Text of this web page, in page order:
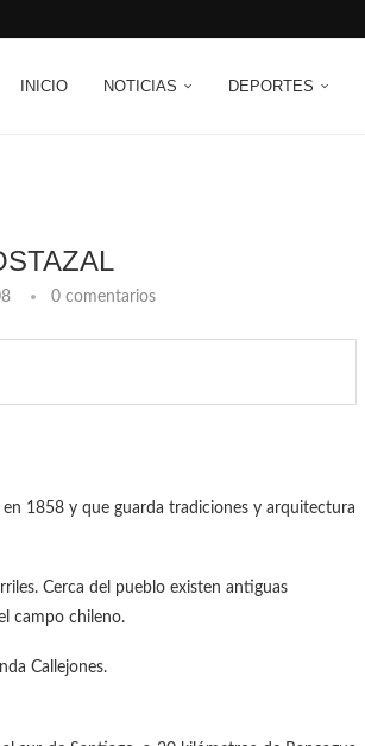
INICIO NOTICIAS DEPORTES
0 comentarios
1858 y que guarda tradiciones y arquitectura
Cerca del pueblo existen antiguas
campo chileno.
Callejones.